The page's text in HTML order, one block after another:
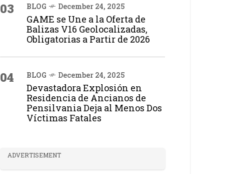
03 BLOG December 24, 2025
GAME se Une a la Oferta de
Balizas V16 Geolocalizadas,
Obligatorias a Partir de 2026
04 BLOG December 24, 2025
Devastadora Explosión en
Residencia de Ancianos de
Pensilvania Deja al Menos Dos
Víctimas Fatales
ADVERTISEMENT